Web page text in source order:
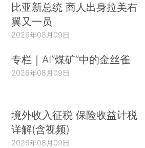
比亚新总统 商人出身拉美右
翼又一员
2026年08月09日
专栏｜AI“煤矿”中的金丝雀
2026年08月09日
境外收入征税 保险收益计税
详解(含视频)
2026年08月09日